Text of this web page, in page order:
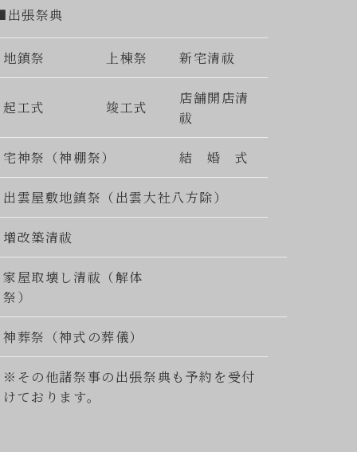
張祭典
地鎮祭 上棟祭 新宅清祓
起工式 竣工式
店舗開店清
祓
宅神祭（神棚祭） 結 婚 式
出雲屋敷地鎮祭（出雲大社八方除）
増改築清祓
家屋取壊し清祓（解体
祭）
神葬祭（神式の葬儀）
※その他諸祭事の出張祭典も予約を受付
けております。